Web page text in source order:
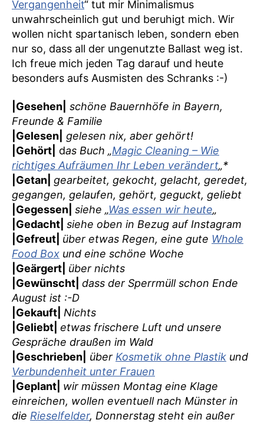
Vergangenheit“ tut mir Minimalismus
unwahrscheinlich gut und beruhigt mich. Wir
wollen nicht spartanisch leben, sondern eben
nur so, dass all der ungenutzte Ballast weg ist.
Ich freue mich jeden Tag darauf und heute
besonders aufs Ausmisten des Schranks :-)
|Gesehen| schöne Bauernhöfe in Bayern,
Freunde & Familie
|Gelesen|
gelesen nix, aber gehört!
|Gehört|
das Buch „Magic Cleaning – Wie
richtiges Aufräumen Ihr Leben verändert„*
|Getan| gearbeitet, gekocht, gelacht, geredet,
gegangen, gelaufen, gehört, geguckt, geliebt
|Gegessen| siehe „Was essen wir heute„
|Gedacht| siehe oben in Bezug auf Instagram
|Gefreut| über etwas Regen, eine gute Whole
Food Box und eine schöne Woche
|Geärgert| über nichts
|Gewünscht| dass der Sperrmüll schon Ende
August ist :-D
|Gekauft| Nichts
|Geliebt| etwas frischere Luft und unsere
Gespräche draußen im Wald
|Geschrieben|
über Kosmetik ohne Plastik und
Verbundenheit unter Frauen
|Geplant| wir müssen Montag eine Klage
einreichen, wollen eventuell nach Münster in
die Rieselfelder, Donnerstag steht ein außer